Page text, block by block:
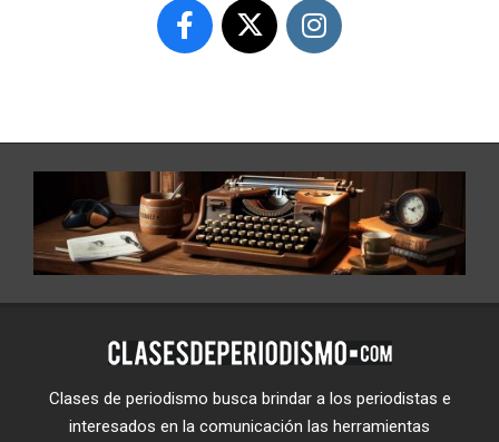
Clases de periodismo busca brindar a los periodistas e
interesados en la comunicación las herramientas